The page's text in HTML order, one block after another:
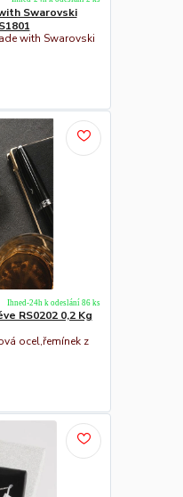
Swarovski
with Swarovski
RS0202 0,2 Kg
ocel,řemínek z
Ihned-24h k odeslání 86 ks